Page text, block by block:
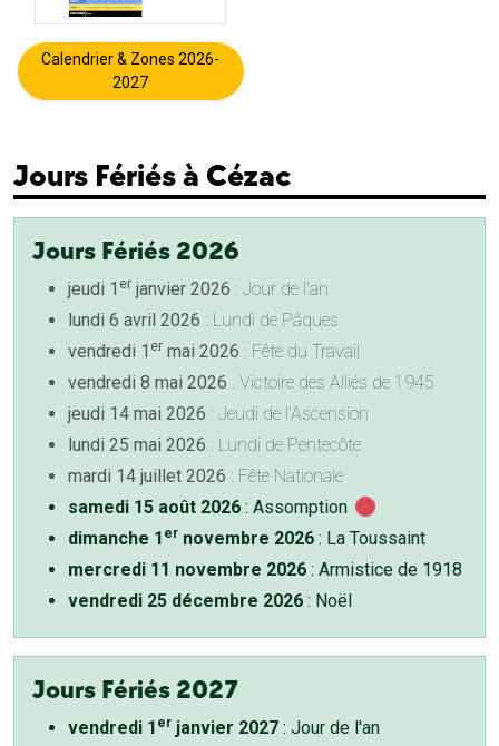
Calendrier & Zones 2026-
2027
Jours Fériés à Cézac
Jours Fériés 2026
jeudi 1 er janvier 2026 : Jour de l'an
lundi 6 avril 2026 : Lundi de Pâques
vendredi 1 er mai 2026 : Fête du Travail
vendredi 8 mai 2026 : Victoire des Alliés de 1945
jeudi 14 mai 2026 : Jeudi de l'Ascension
lundi 25 mai 2026 : Lundi de Pentecôte
mardi 14 juillet 2026 : Fête Nationale
samedi 15 août 2026 : Assomption
dimanche 1 er novembre 2026 : La Toussaint
mercredi 11 novembre 2026 : Armistice de 1918
vendredi 25 décembre 2026 : Noël
Jours Fériés 2027
vendredi 1 er janvier 2027 : Jour de l'an